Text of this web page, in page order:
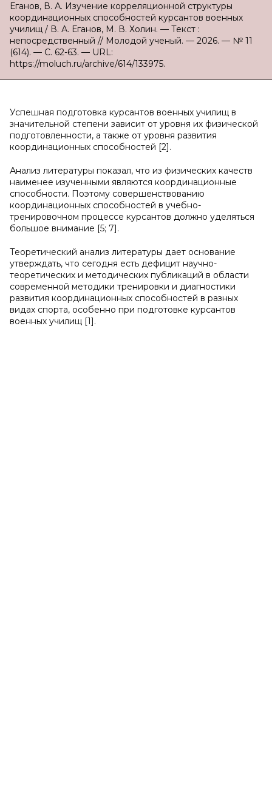
Еганов, В. А. Изучение корреляционной структуры
координационных способностей курсантов военных
училищ / В. А. Еганов, М. В. Холин. — Текст :
непосредственный // Молодой ученый. — 2026. — № 11
(614). — С. 62-63. — URL:
https://moluch.ru/archive/614/133975.
Успешная подготовка курсантов военных училищ в
значительной степени зависит от уровня их физической
подготовленности, а также от уровня развития
координационных способностей [2].
Анализ литературы показал, что из физических качеств
наименее изученными являются координационные
способности. Поэтому совершенствованию
координационных способностей в учебно-
тренировочном процессе курсантов должно уделяться
большое внимание [5; 7].
Теоретический анализ литературы дает основание
утверждать, что сегодня есть дефицит научно-
теоретических и методических публикаций в области
современной методики тренировки и диагностики
развития координационных способностей в разных
видах спорта, особенно при подготовке курсантов
военных училищ [1].